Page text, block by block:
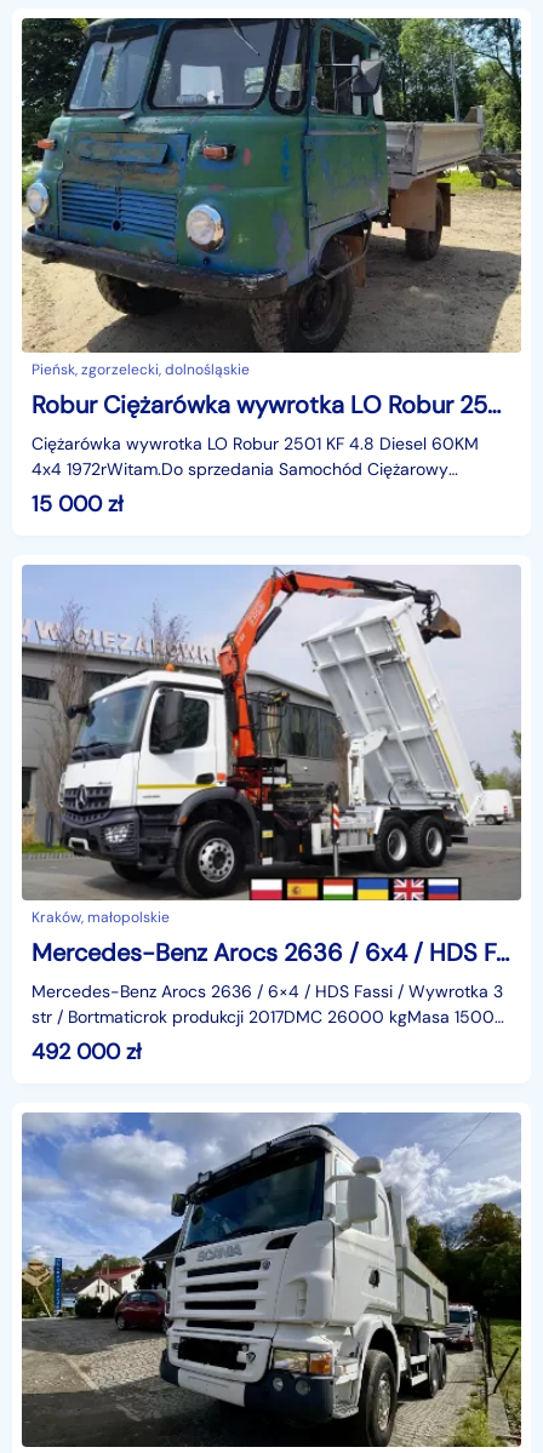
Pieńsk, zgorzelecki, dolnośląskie
Robur Ciężarówka wywrotka LO Robur 2501 KF 4.8 Diesel 60KM 4x4 1972r
Ciężarówka wywrotka LO Robur 2501 KF 4.8 Diesel 60KM
4x4 1972rWitam.Do sprzedania Samochód Ciężarowy
wywrotka 4x4 Marki LO Robur.Model LO 2501 KF Diesel.Ro
15 000zł
Kraków, małopolskie
Mercedes-Benz Arocs 2636 / 6x4 / HDS Fassi / Wywrotka 3 str / Bortmatic_236398
Mercedes-Benz Arocs 2636 / 6×4 / HDS Fassi / Wywrotka 3
str / Bortmaticrok produkcji 2017DMC 26000 kgMasa 15000
kgŁadowność 11000 kgprzebieg 167 tys.kmnapęd 6×4
492 000zł